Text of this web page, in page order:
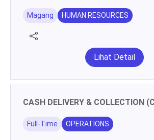
Magang HUMAN RESOURCES
Lihat Detail
CASH DELIVERY & COLLECTION
Full-Time OPERATIONS